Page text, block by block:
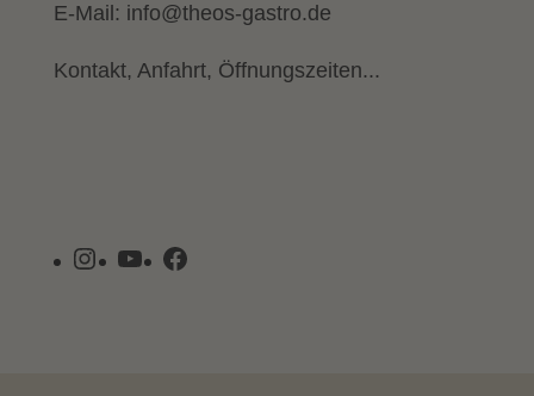
E-Mail: info@theos-gastro.de
Kontakt, Anfahrt, Öffnungszeiten...
Instagram
YouTubeFacebook